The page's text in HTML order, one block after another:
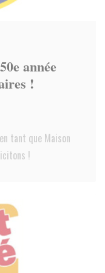
année
!
tant que Maison
!